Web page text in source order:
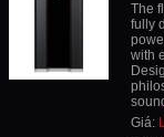
The
fully
with
Giá: